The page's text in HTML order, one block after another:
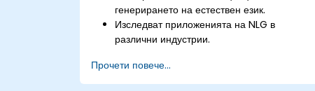
генерирането на естествен език.
Изследват приложенията на NLG в
различни индустрии.
текст, наподобяващ човешкия, с помощта
на изкуствен интелект.
Прочети повече...